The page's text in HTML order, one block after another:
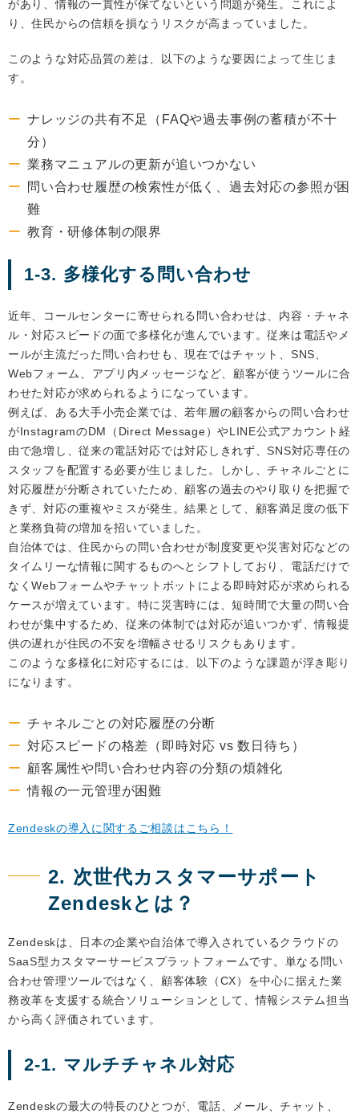
があり、情報の一貫性が保てないという問題が発生。これによ
り、住民からの信頼を損なうリスクが高まっていました。
このような対応品質の差は、以下のような要因によって生じま
す。
ナレッジの共有不足（FAQや過去事例の蓄積が不十
分）
業務マニュアルの更新が追いつかない
問い合わせ履歴の検索性が低く、過去対応の参照が困
難
教育・研修体制の限界
1-3. 多様化する問い合わせ
近年、コールセンターに寄せられる問い合わせは、内容・チャネ
ル・対応スピードの面で多様化が進んでいます。従来は電話やメ
ールが主流だった問い合わせも、現在ではチャット、SNS、
Webフォーム、アプリ内メッセージなど、顧客が使うツールに合
わせた対応が求められるようになっています。
例えば、ある大手小売企業では、若年層の顧客からの問い合わせ
がInstagramのDM（Direct Message）やLINE公式アカウント経
由で急増し、従来の電話対応では対応しきれず、SNS対応専任の
スタッフを配置する必要が生じました。しかし、チャネルごとに
対応履歴が分断されていたため、顧客の過去のやり取りを把握で
きず、対応の重複やミスが発生。結果として、顧客満足度の低下
と業務負荷の増加を招いていました。
自治体では、住民からの問い合わせが制度変更や災害対応などの
タイムリーな情報に関するものへとシフトしており、電話だけで
なくWebフォームやチャットボットによる即時対応が求められる
ケースが増えています。特に災害時には、短時間で大量の問い合
わせが集中するため、従来の体制では対応が追いつかず、情報提
供の遅れが住民の不安を増幅させるリスクもあります。
このような多様化に対応するには、以下のような課題が浮き彫り
になります。
チャネルごとの対応履歴の分断
対応スピードの格差（即時対応 vs 数日待ち）
顧客属性や問い合わせ内容の分類の煩雑化
情報の一元管理が困難
Zendeskの導入に関するご相談はこちら！
2. 次世代カスタマーサポート
Zendeskとは？
Zendeskは、日本の企業や自治体で導入されているクラウドの
SaaS型カスタマーサービスプラットフォームです。単なる問い
合わせ管理ツールではなく、顧客体験（CX）を中心に据えた業
務改革を支援する統合ソリューションとして、情報システム担当
から高く評価されています。
2-1. マルチチャネル対応
Zendeskの最大の特長のひとつが、電話、メール、チャット、